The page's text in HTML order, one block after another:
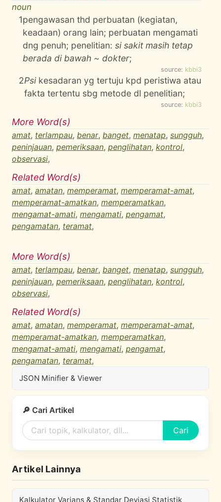
noun
1pengawasan thd perbuatan (kegiatan,
keadaan) orang lain; perbuatan mengamati
dng penuh; penelitian:si sakit masih tetap
berada di bawah ~ dokter;
source: kbbi3
2Psikesadaran yg tertuju kpd peristiwa atau
fakta tertentu sbg metode dl penelitian;
source: kbbi3
More Word(s)
amat, terlampau, benar, banget, menatap, sungguh,
peninjauan, pemeriksaan, penglihatan, kontrol,
observasi,
Related Word(s)
amat, amatan, memperamat, memperamat-amat,
memperamat-amatkan, memperamatkan,
mengamat-amati, mengamati, pengamat,
pengamatan, teramat,
More Word(s)
amat, terlampau, benar, banget, menatap, sungguh,
peninjauan, pemeriksaan, penglihatan, kontrol,
observasi,
Related Word(s)
amat, amatan, memperamat, memperamat-amat,
memperamat-amatkan, memperamatkan,
mengamat-amati, mengamati, pengamat,
pengamatan, teramat,
JSON Minifier & Viewer
🔎 Cari Artikel
Cari
Artikel Lainnya
Kalkulator Varians & Standar Deviasi Statistik